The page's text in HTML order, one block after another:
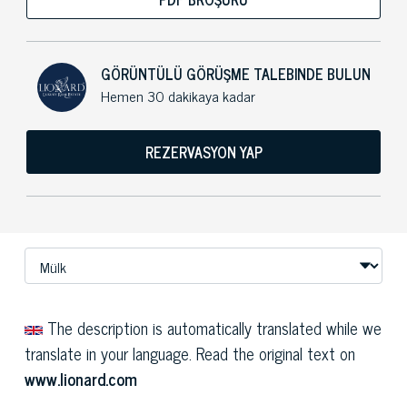
GÖRÜNTÜLÜ GÖRÜŞME TALEBINDE BULUN
Hemen 30 dakikaya kadar
REZERVASYON YAP
The description is automatically translated while we
translate in your language. Read the original text on
www.lionard.com